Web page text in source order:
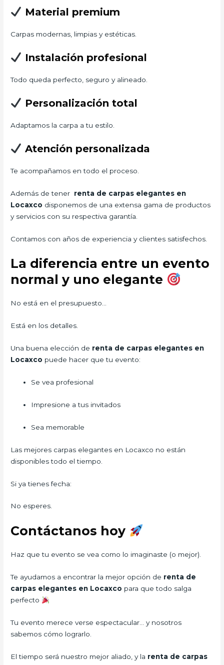
Material premium
Carpas modernas, limpias y estéticas.
Instalación profesional
Todo queda perfecto, seguro y alineado.
Personalización total
Adaptamos la carpa a tu estilo.
Atención personalizada
Te acompañamos en todo el proceso.
Además de tener renta de carpas elegantes en
Locaxco disponemos de una extensa gama de productos
y servicios con su respectiva garantía.
Contamos con años de experiencia y clientes satisfechos.
La diferencia entre un evento
normal y uno elegante
No está en el presupuesto…
Está en los detalles.
Una buena elección de renta de carpas elegantes en
Locaxco puede hacer que tu evento:
Se vea profesional
Impresione a tus invitados
Sea memorable
Las mejores carpas elegantes en Locaxco no están
disponibles todo el tiempo.
Si ya tienes fecha:
No esperes.
Contáctanos hoy
Haz que tu evento se vea como lo imaginaste (o mejor).
Te ayudamos a encontrar la mejor opción de renta de
carpas elegantes en Locaxco para que todo salga
perfecto
Tu evento merece verse espectacular… y nosotros
sabemos cómo lograrlo.
El tiempo será nuestro mejor aliado, y la renta de carpas